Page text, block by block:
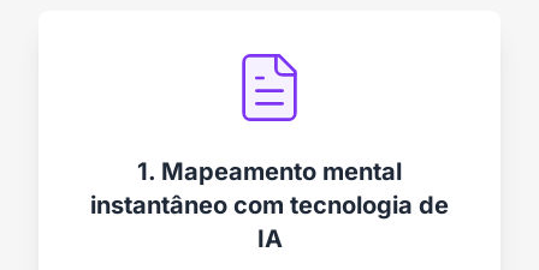
1. Mapeamento mental
instantâneo com tecnologia de
IA